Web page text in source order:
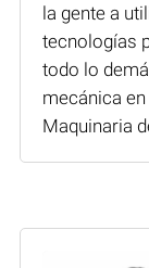
la gente a
tecnologías
todo lo
mecánica
Maquinaria